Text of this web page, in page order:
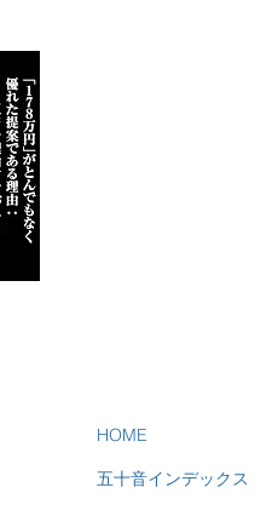
HOME
五十音インデックス